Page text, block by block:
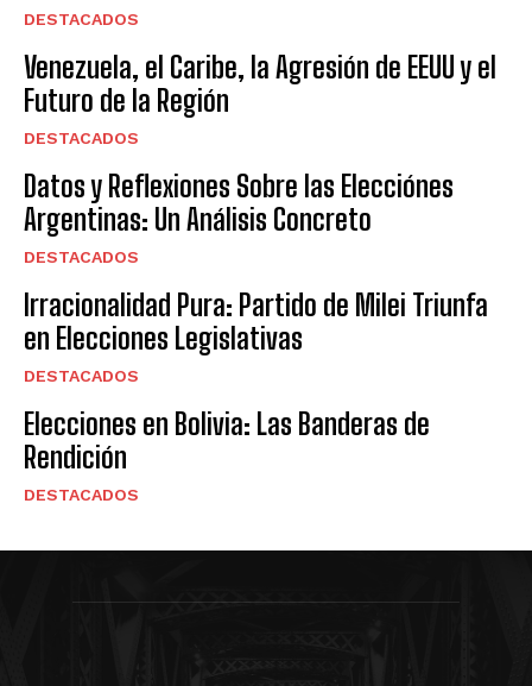
DESTACADOS
Venezuela, el Caribe, la Agresión de EEUU y el
Futuro de la Región
DESTACADOS
Datos y Reflexiones Sobre las Elecciónes
Argentinas: Un Análisis Concreto
DESTACADOS
Irracionalidad Pura: Partido de Milei Triunfa
en Elecciones Legislativas
DESTACADOS
Elecciones en Bolivia: Las Banderas de
Rendición
DESTACADOS